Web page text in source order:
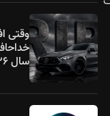
وقتی
سال ۲۰۲۶